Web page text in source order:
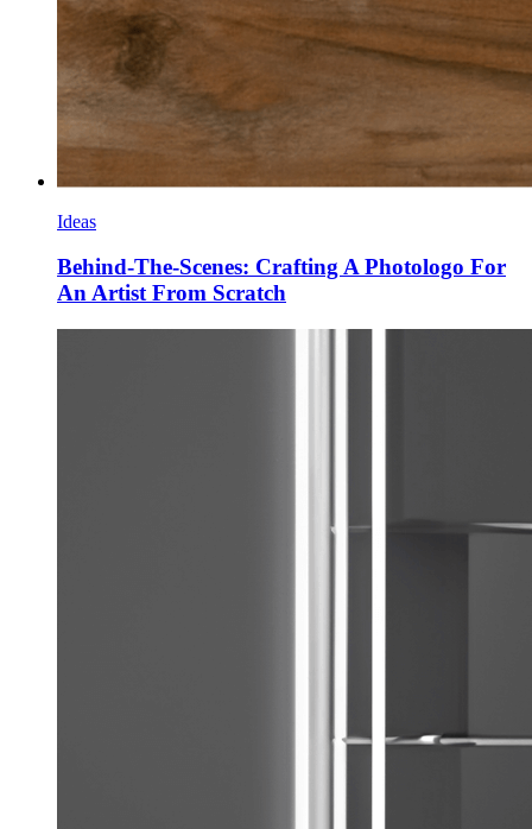
Ideas
Behind-The-Scenes: Crafting A Photologo For
An Artist From Scratch